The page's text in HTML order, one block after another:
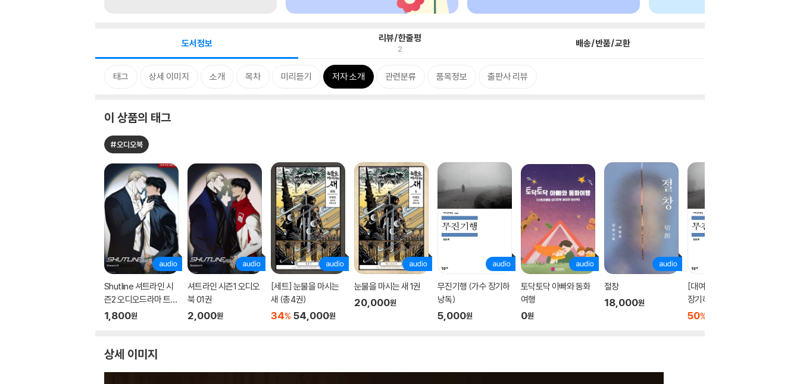
도서정보 리뷰/한줄평
2 배송/반품/교환
태그 상세 이미지 소개 목차 미리듣기 저자 소개 관련분류 품목정보 출판사 리뷰
이 상품의 태그
#오디오북
Shutline 셔트라인 시
즌2 오디오드라마 트랙
01
1,800원
셔트라인 시즌1 오디오
북 01권
2,000원
[세트] 눈물을 마시는
새 (총4권)
34% 54,000원
눈물을 마시는 새 1권
20,000원
무진기행 (가수 장기하
낭독)
5,000원
토닥토닥 아빠와 동화
여행
0원
절창
18,000원
[대여] 무진기행 (가수
장기하 낭독)
50%
상세 이미지